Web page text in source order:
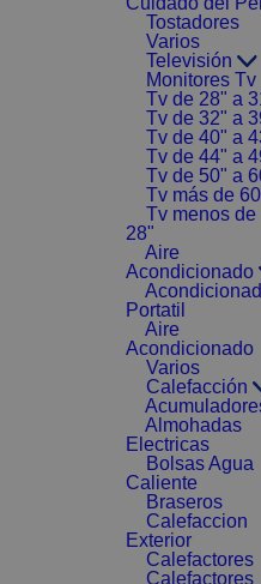
Tostadores
Varios
Televisión
Monitores Tv
Tv de 28" a
Tv de 32" a
Tv de 40" a
Tv de 44" a
Tv de 50" a
Tv más de
Tv menos de
28"
Aire
Acondicionado
Portatil
Aire
Acondicionado
Varios
Calefacción
Almohadas
Electricas
Bolsas Agua
Caliente
Braseros
Calefaccion
Exterior
Calefactores
Calefactores